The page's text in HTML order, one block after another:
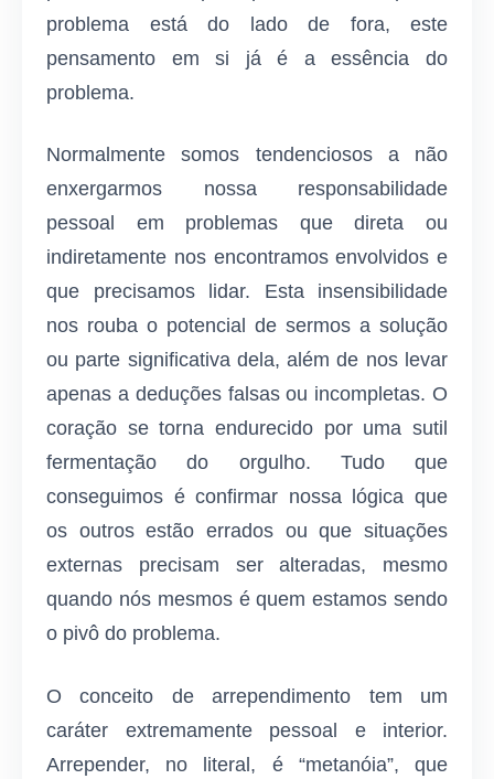
problema está do lado de fora, este
pensamento em si já é a essência do
problema.
Normalmente somos tendenciosos a não
enxergarmos nossa responsabilidade
pessoal em problemas que direta ou
indiretamente nos encontramos envolvidos e
que precisamos lidar. Esta insensibilidade
nos rouba o potencial de sermos a solução
ou parte significativa dela, além de nos levar
apenas a deduções falsas ou incompletas. O
coração se torna endurecido por uma sutil
fermentação do orgulho. Tudo que
conseguimos é confirmar nossa lógica que
os outros estão errados ou que situações
externas precisam ser alteradas, mesmo
quando nós mesmos é quem estamos sendo
o pivô do problema.
O conceito de arrependimento tem um
caráter extremamente pessoal e interior.
Arrepender, no literal, é “metanóia”, que